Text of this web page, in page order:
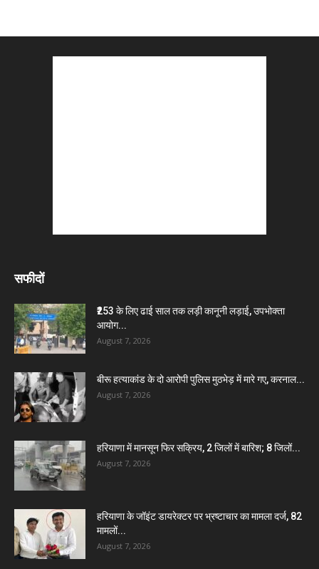
सफीदों
₹253 के लिए ढाई साल तक लड़ी कानूनी लड़ाई, उपभोक्ता
आयोग...
August 7, 2026
बीरू हत्याकांड के दो आरोपी पुलिस मुठभेड़ में मारे गए, करनाल...
August 7, 2026
हरियाणा में मानसून फिर सक्रिय, 2 जिलों में बारिश; 8 जिलों...
August 7, 2026
हरियाणा के जॉइंट डायरेक्टर पर भ्रष्टाचार का मामला दर्ज, 82
मामलों...
August 7, 2026